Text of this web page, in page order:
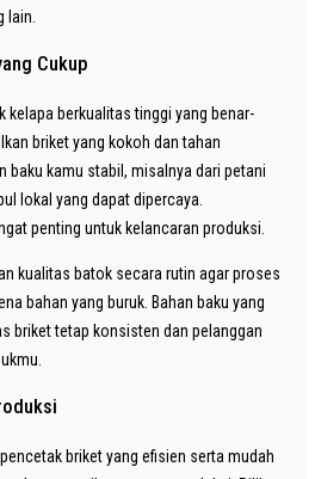
lain.
Cukup
kelapa berkualitas tinggi yang benar-
briket yang kokoh dan tahan
baku kamu stabil, misalnya dari petani
lokal yang dapat dipercaya.
penting untuk kelancaran produksi.
kualitas batok secara rutin agar proses
bahan yang buruk. Bahan baku yang
briket tetap konsisten dan pelanggan
briket yang efisien serta mudah